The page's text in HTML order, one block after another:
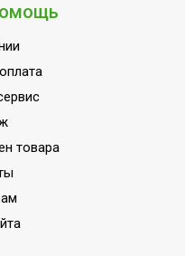
A
0.5
Электронное
Нет
товара